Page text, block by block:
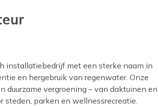
installatiebedrijf met een sterke naam in
en hergebruik van regenwater. Onze
vergroening – van daktuinen en
parken en wellnessrecreatie.